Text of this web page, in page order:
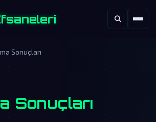
Sonuçları
Sonuçları